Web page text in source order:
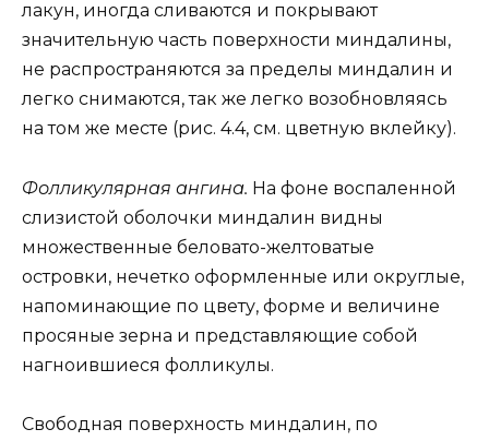
лакун, иногда сливаются и покрывают
значительную часть поверхности миндалины,
не распространяются за пределы миндалин и
легко снимаются, так же легко возобновляясь
на том же месте (рис. 4.4, см. цветную вклейку).
Фолликулярная ангина. На фоне воспаленной
слизистой оболочки миндалин видны
множественные беловато-желтоватые
островки, нечетко оформленные или округлые,
напоминающие по цвету, форме и величине
просяные зерна и представляющие собой
нагноившиеся фолликулы.
Свободная поверхность миндалин, по